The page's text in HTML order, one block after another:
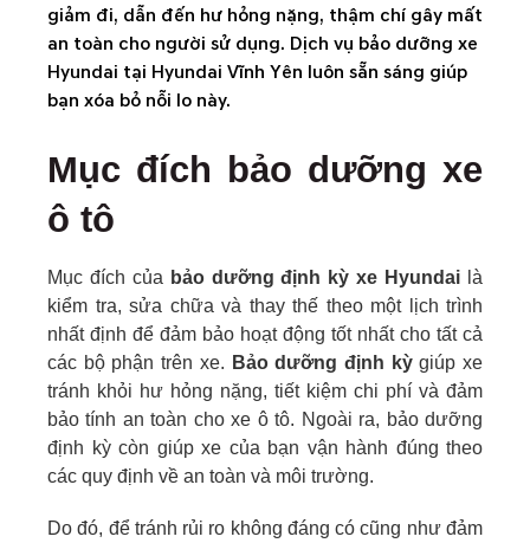
giảm đi, dẫn đến hư hỏng nặng, thậm chí gây mất
an toàn cho người sử dụng. Dịch vụ bảo dưỡng xe
Hyundai tại Hyundai Vĩnh Yên luôn sẵn sáng giúp
bạn xóa bỏ nỗi lo này.
Mục đích bảo dưỡng xe
ô tô
Mục đích của bảo dưỡng định kỳ xe Hyundai là
kiểm tra, sửa chữa và thay thế theo một lịch trình
nhất định để đảm bảo hoạt động tốt nhất cho tất cả
các bộ phận trên xe. Bảo dưỡng định kỳgiúp xe
tránh khỏi hư hỏng nặng, tiết kiệm chi phí và đảm
bảo tính an toàn cho xe ô tô. Ngoài ra, bảo dưỡng
định kỳ còn giúp xe của bạn vận hành đúng theo
các quy định về an toàn và môi trường.
Do đó, để tránh rủi ro không đáng có cũng như đảm